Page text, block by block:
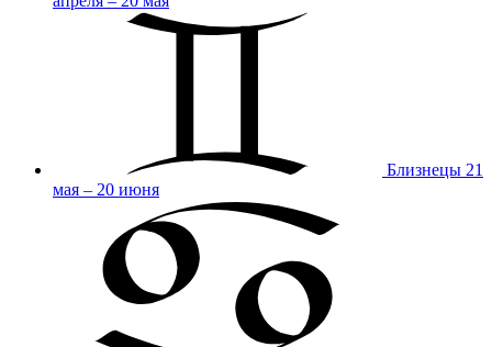
Близнецы 21
мая – 20 июня